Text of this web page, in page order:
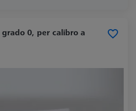
0, per calibro a